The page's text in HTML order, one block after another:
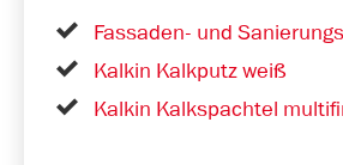
Fassaden- und
Kalkin Kalkputz weiß
Kalkin Kalkspachtel